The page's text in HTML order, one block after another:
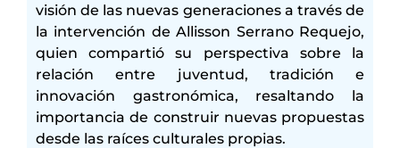
visión de las nuevas generaciones a través de
la intervención de Allisson Serrano Requejo,
quien compartió su perspectiva sobre la
relación entre juventud, tradición e
innovación gastronómica, resaltando la
importancia de construir nuevas propuestas
desde las raíces culturales propias.